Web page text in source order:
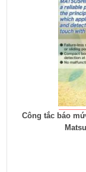
Công tắc báo